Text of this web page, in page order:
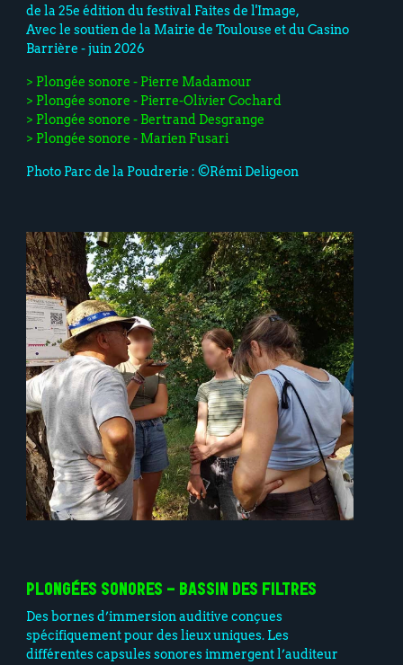
de la 25e édition du festival Faites de l'Image,
Avec le soutien de la Mairie de Toulouse et du Casino
Barrière - juin 2026
> Plongée sonore - Pierre Madamour
> Plongée sonore - Pierre-Olivier Cochard
> Plongée sonore - Bertrand Desgrange
> Plongée sonore - Marien Fusari
Photo Parc de la Poudrerie : ©Rémi Deligeon
PLONGÉES SONORES - BASSIN DES FILTRES
Des bornes d’immersion auditive conçues
spécifiquement pour des lieux uniques. Les
différentes capsules sonores immergent l’auditeur